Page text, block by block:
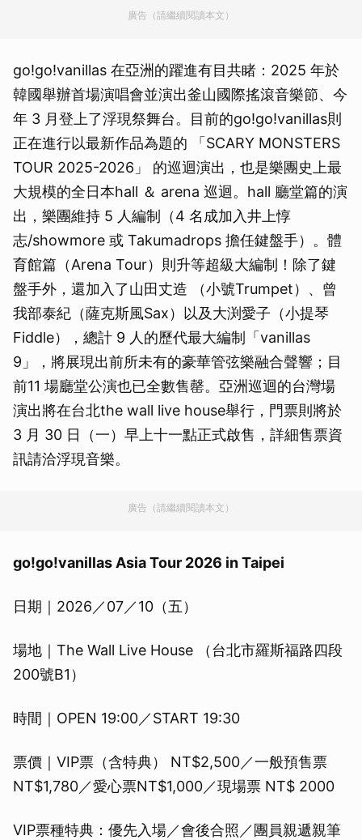
廣告（請繼續閱讀本文）
go!go!vanillas 在亞洲的躍進有目共睹：2025 年於
韓國舉辦首場演唱會並演出釜山國際搖滾音樂節、今
年 3 月登上了浮現祭舞台。目前的go!go!vanillas則
正在進行以最新作品為題的 「SCARY MONSTERS
TOUR 2025-2026」 的巡迴演出，也是樂團史上最
大規模的全日本hall ＆ arena 巡迴。hall 廳堂篇的演
出，樂團維持 5 人編制（4 名成加入井上惇
志/showmore 或 Takumadrops 擔任鍵盤手）。體
育館篇（Arena Tour）則升等超級大編制！除了鍵
盤手外，還加入了山田丈造 （小號Trumpet）、曾
我部泰紀（薩克斯風Sax）以及大渕愛子（小提琴
Fiddle），總計 9 人的歷代最大編制「vanillas
9」，將展現出前所未有的豪華管弦樂融合聲響；目
前11 場廳堂公演也已全數售罄。亞洲巡迴的台灣場
演出將在台北the wall live house舉行，門票則將於
3 月 30 日（一）早上十一點正式啟售，詳細售票資
訊請洽浮現音樂。
廣告（請繼續閱讀本文）
go!go!vanillas Asia Tour 2026 in Taipei
日期｜2026／07／10（五）
場地｜The Wall Live House （台北市羅斯福路四段
200號B1）
時間｜OPEN 19:00／START 19:30
票價｜VIP票（含特典） NT$2,500／一般預售票
NT$1,780／愛心票NT$1,000／現場票 NT$ 2000
VIP票種特典：優先入場／會後合照／團員親遞親筆